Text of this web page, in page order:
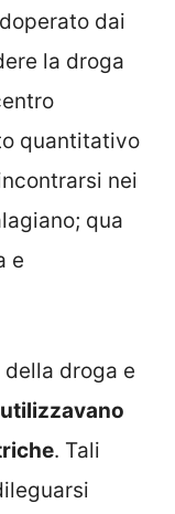
dai
la droga
quantitativo
nei
qua
e
droga e
utilizzavano
. Tali